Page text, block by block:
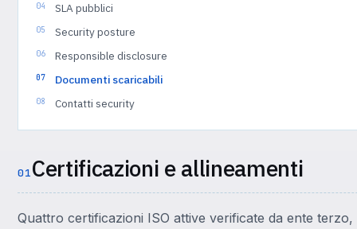
SLA pubblici
Security posture
Responsible disclosure
Documenti scaricabili
Contatti security
01Certificazioni e allineamenti
Quattro certificazioni ISO attive verificate da ente